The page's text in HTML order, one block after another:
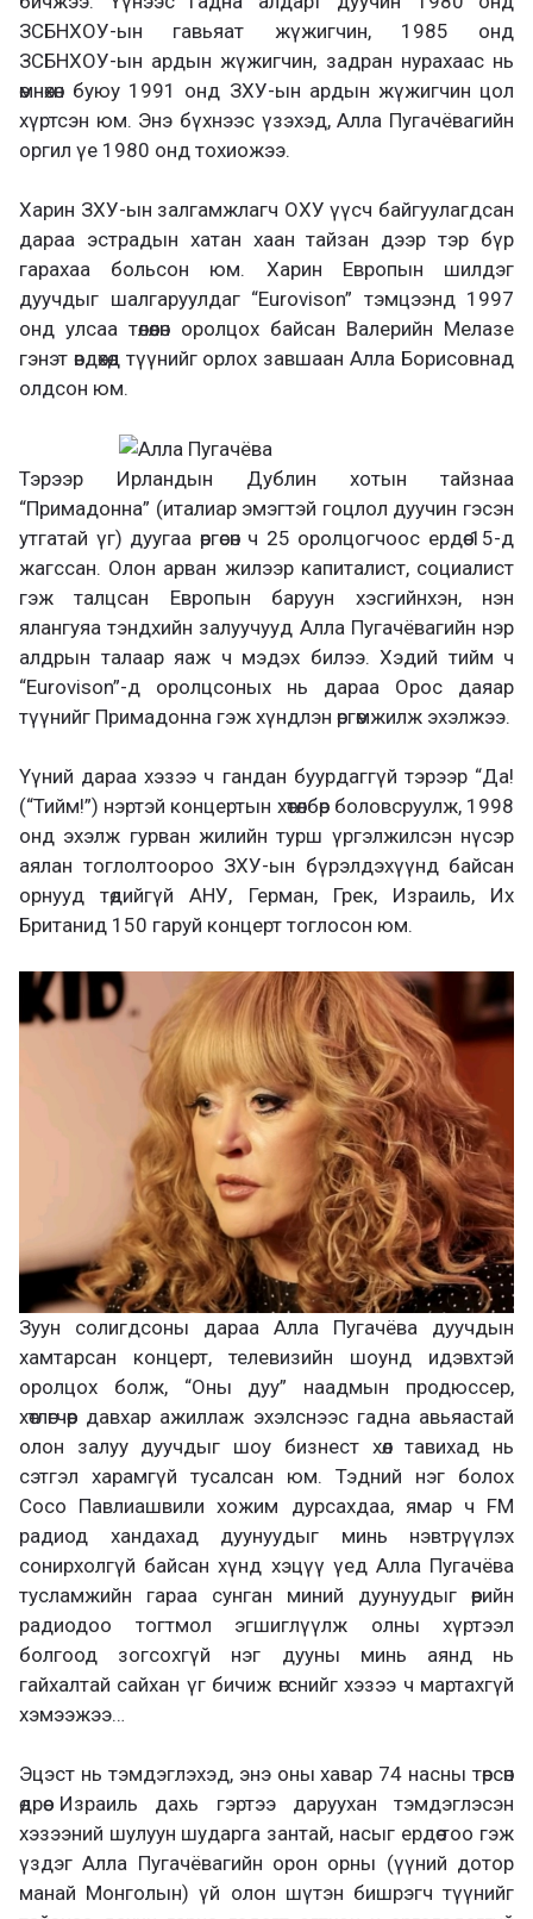
ЗСБНХОУ-ын гавьяат жүжигчин, 1985 онд
ЗСБНХОУ-ын ардын жүжигчин, задран нурахаас нь
өмнөхөн буюу 1991 онд ЗХУ-ын ардын жүжигчин цол
хүртсэн юм. Энэ бүхнээс үзэхэд, Алла Пугачёвагийн
оргил үе 1980 онд тохиожээ.
Харин ЗХУ-ын залгамжлагч ОХУ үүсч байгуулагдсан
дараа эстрадын хатан хаан тайзан дээр тэр бүр
гарахаа больсон юм. Харин Европын шилдэг
дуучдыг шалгаруулдаг “Eurovison” тэмцээнд 1997
онд улсаа төлөөлөн оролцох байсан Валерийн Мелазе
гэнэт өвдөхөд түүнийг орлох завшаан Алла Борисовнад
олдсон юм.
Тэрээр Ирландын Дублин хотын тайзнаа
“Примадонна” (италиар эмэгтэй гоцлол дуучин гэсэн
утгатай үг) дуугаа өргөсөн ч 25 оролцогчоос ердөө 15-д
жагссан. Олон арван жилээр капиталист, социалист
гэж талцсан Европын баруун хэсгийнхэн, нэн
ялангуяа тэндхийн залуучууд Алла Пугачёвагийн нэр
алдрын талаар яаж ч мэдэх билээ. Хэдий тийм ч
“Eurovison”-д оролцсоных нь дараа Орос даяар
түүнийг Примадонна гэж хүндлэн өргөмжилж эхэлжээ.
Үүний дараа хэзээ ч гандан буурдаггүй тэрээр “Да!
(“Тийм!”) нэртэй концертын хөтөлбөр боловсруулж, 1998
онд эхэлж гурван жилийн турш үргэлжилсэн нүсэр
аялан тоглолтоороо ЗХУ-ын бүрэлдэхүүнд байсан
орнууд төдийгүй АНУ, Герман, Грек, Израиль, Их
Британид 150 гаруй концерт тоглосон юм.
Зуун солигдсоны дараа Алла Пугачёва дуучдын
хамтарсан концерт, телевизийн шоунд идэвхтэй
оролцох болж, “Оны дуу” наадмын продюссер,
хөтлөгчөөр давхар ажиллаж эхэлснээс гадна авьяастай
олон залуу дуучдыг шоу бизнест хөл тавихад нь
сэтгэл харамгүй тусалсан юм. Тэдний нэг болох
Сосо Павлиашвили хожим дурсахдаа, ямар ч FM
радиод хандахад дуунуудыг минь нэвтрүүлэх
сонирхолгүй байсан хүнд хэцүү үед Алла Пугачёва
тусламжийн гараа сунган миний дуунуудыг өөрийн
радиодоо тогтмол эгшиглүүлж олны хүртээл
болгоод зогсохгүй нэг дууны минь аянд нь
гайхалтай сайхан үг бичиж өгснийг хэзээ ч мартахгүй
хэмээжээ…
Эцэст нь тэмдэглэхэд, энэ оны хавар 74 насны төрсөн
өдрөө Израиль дахь гэртээ даруухан тэмдэглэсэн
хэзээний шулуун шударга зантай, насыг ердөө тоо гэж
үздэг Алла Пугачёвагийн орон орны (үүний дотор
манай Монголын) үй олон шүтэн бишрэгч түүнийг